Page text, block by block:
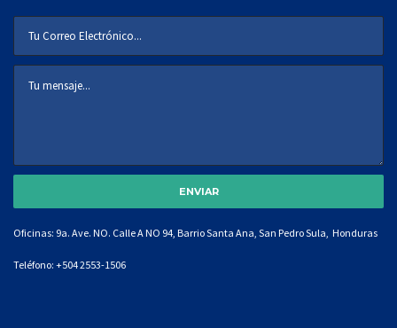
Oficinas: 9a. Ave. NO. Calle A NO 94, Barrio Santa Ana, San Pedro Sula, Honduras
Teléfono: +504 2553-1506